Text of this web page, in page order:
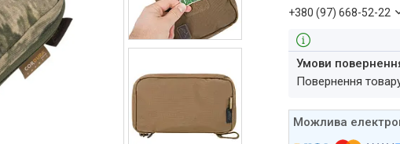
+380 (97) 668-52-22
повернення